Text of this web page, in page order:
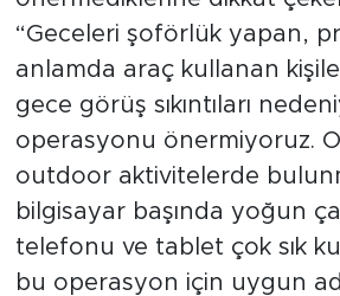
“Geceleri şoförlük yapan,
anlamda araç kullanan
gece görüş sıkıntıları
operasyonu önermiyoruz.
outdoor aktivitelerde
bilgisayar başında yoğun
telefonu ve tablet çok sık
bu operasyon için uygun